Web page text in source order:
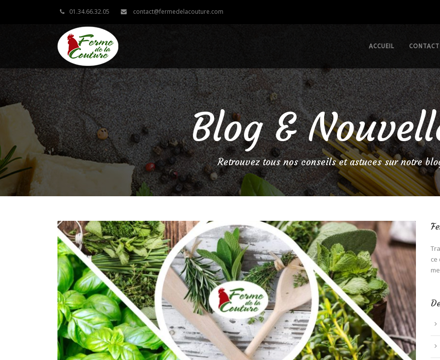
01.34.66.32.05 contact@fermedelacouture.com
ACCUEIL CONTACT
Blog &
Retrouvez tous nos conseils et astuces sur notre
ce